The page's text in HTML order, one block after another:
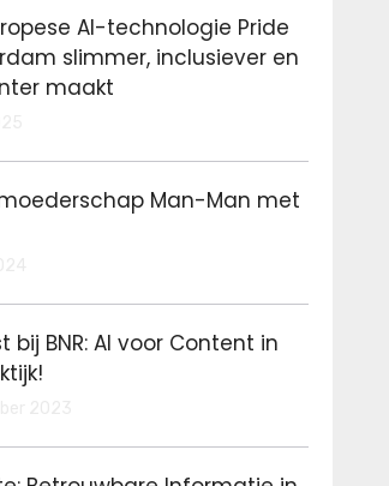
AI-technologie Pride
slimmer, inclusiever en
maakt
Man-Man met
bij BNR: AI voor Content in